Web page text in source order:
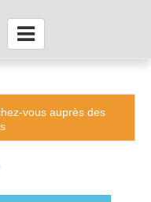
vous auprès des